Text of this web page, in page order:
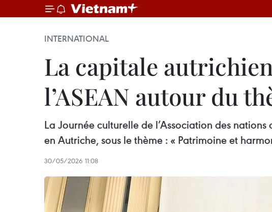
INTERNATIONAL
La capitale
l’ASEAN autour du
La Journée culturelle de l’Association des nations
en Autriche, sous le thème : « Patrimoine et
30/05/2026 11:08